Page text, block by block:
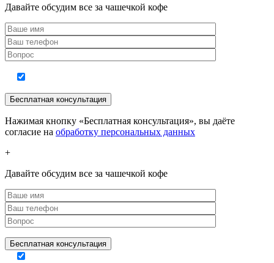
Давайте обсудим все за чашечкой кофе
Нажимая кнопку «Бесплатная консультация», вы даёте
согласие на обработку персональных данных
+
Давайте обсудим все за чашечкой кофе